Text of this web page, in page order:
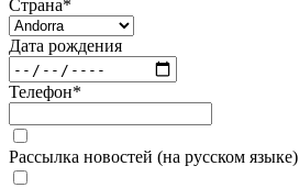
Страна*
Дата рождения
Телефон*
Рассылка новостей (на русском языке)